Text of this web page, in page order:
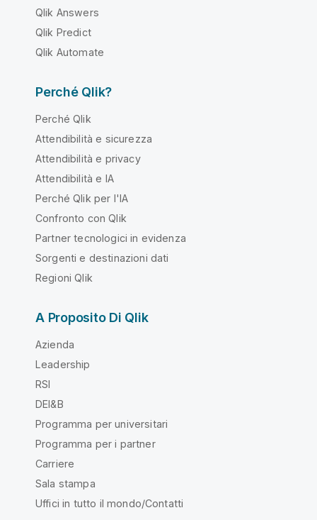
Qlik Answers
Qlik Predict
Qlik Automate
Perché Qlik?
Perché Qlik
Attendibilità e sicurezza
Attendibilità e privacy
Attendibilità e IA
Perché Qlik per l'IA
Confronto con Qlik
Partner tecnologici in evidenza
Sorgenti e destinazioni dati
Regioni Qlik
A Proposito Di Qlik
Azienda
Leadership
RSI
DEI&B
Programma per universitari
Programma per i partner
Carriere
Sala stampa
Uffici in tutto il mondo/Contatti